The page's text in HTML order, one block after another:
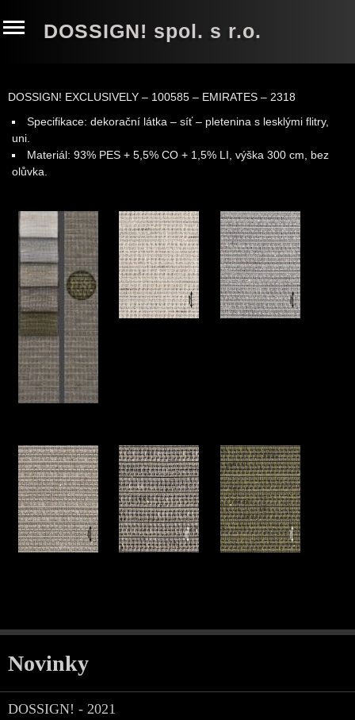
DOSSIGN! spol. s r.o.
DOSSIGN! EXCLUSIVELY – 100585 – EMIRATES – 2318
Specifikace: dekorační látka – síť – pletenina s lesklými flitry,
uni.
Materiál: 93% PES + 5,5% CO + 1,5% LI, výška 300 cm, bez
olůvka
Novinky
DOSSIGN! - 2021